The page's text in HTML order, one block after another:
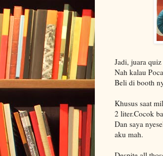
Jadi, juara
Nah kalau
Beli di booth
Khusus saat
2 liter.Cocok
Dan saya
aku mah.